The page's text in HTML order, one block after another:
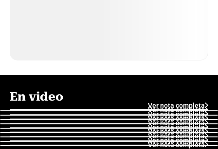
En video
Ver nota completa
Ver nota completa
Ver nota completa
Ver nota completa
Ver nota completa
Ver nota completa
Ver nota completa
Ver nota completa
Ver nota completa
Ver nota completa